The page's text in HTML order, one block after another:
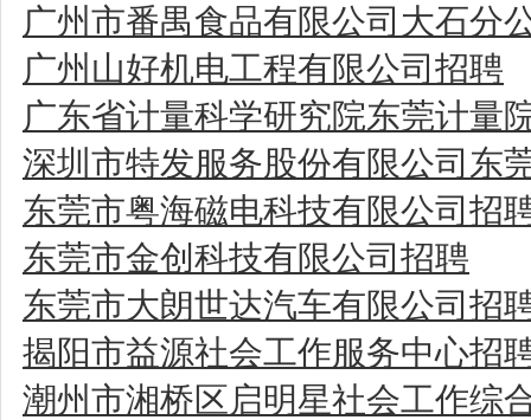
广州市番禺食品有限公司大石分
广州山好机电工程有限公司招聘
广东省计量科学研究院东莞计量
深圳市特发服务股份有限公司东
东莞市粤海磁电科技有限公司招
东莞市金创科技有限公司招聘
东莞市大朗世达汽车有限公司招
揭阳市益源社会工作服务中心招
潮州市湘桥区启明星社会工作综